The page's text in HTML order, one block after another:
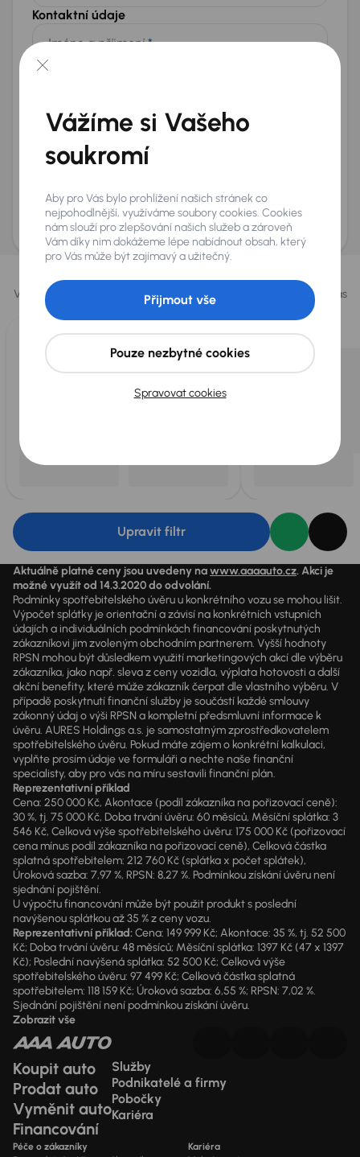
Kontaktní údaje
Jméno a příjmení*
+420
E-mail*
Přeji si dostávat informace o atraktivních slevových
nabídkách
AURES Holdings a.s., se sídlem Dopraváků 874/15, Čimice, 184 00 Praha 8 bude
uchovávat a zpracovávat vaše osobní údaje v souladu se zásadami ochrany a
zpracováníosobních údajů.
Vybrali jsme pro vás
Vybíráme pro vás ty nejlepší vozy
z naší nabídky. Každý den pro vás
vykoupíme až 400 vozů
Upravit filtr
Aktuálně platné ceny jsou uvedeny nawww.aaaauto.cz. Akci je
možné využít od 14.3.2020 do odvolání.
Podmínky spotřebitelského úvěru u konkrétního vozu se mohou lišit.
Výpočet splátky je orientační a závisí na konkrétních vstupních
údajích a individuálních podmínkách financování poskytnutých
zákazníkovi jim zvoleným obchodním partnerem. Vyšší hodnoty
RPSN mohou být důsledkem využití marketingových akcí dle výběru
zákazníka, jako např. sleva z ceny vozidla, výplata hotovosti a další
akční benefity, které může zákazník čerpat dle vlastního výběru. V
případě poskytnutí finanční služby je součástí každé smlouvy
zákonný údaj o výši RPSN a kompletní předsmluvní informace k
úvěru. AURES Holdings a.s. je samostatným zprostředkovatelem
spotřebitelského úvěru. Pokud máte zájem o konkrétní kalkulaci,
vyplňte prosím údaje ve formuláři a nechte naše finanční
specialisty, aby pro vás na míru sestavili finanční plán.
Reprezentativní příklad
Cena: 250 000 Kč, Akontace (podíl zákazníka na pořizovací ceně):
30 %, tj. 75 000 Kč, Doba trvání úvěru: 60 měsíců, Měsíční splátka: 3
546 Kč, Celková výše spotřebitelského úvěru: 175 000 Kč (pořizovací
cena mínus podíl zákazníka na pořizovací ceně), Celková částka
splatná spotřebitelem: 212 760 Kč (splátka x počet splátek),
Úroková sazba: 7,97 %, RPSN: 8,27 %. Podmínkou získání úvěru není
sjednání pojištění.
U výpočtu financování může být použit produkt s poslední
navýšenou splátkou až 35 % z ceny vozu.
Reprezentativní příklad:Cena: 149 999 Kč; Akontace: 35 %, tj. 52 500
Kč; Doba trvání úvěru: 48 měsíců; Měsíční splátka: 1397 Kč (47 x 1397
Kč); Poslední navýšená splátka: 52 500 Kč; Celková výše
spotřebitelského úvěru: 97 499 Kč; Celková částka splatná
spotřebitelem: 118 159 Kč; Úroková sazba: 6,55 %; RPSN: 7,02 %.
Sjednání pojištění není podmínkou získání úvěru.
Zobrazit vše
Koupit auto
Prodat auto
Vyměnit auto
Financování
Služby
Podnikatelé a firmy
Pobočky
Kariéra
Péče o zákazníky Kariéra
Vážíme si Vašeho
soukromí
Aby pro Vás bylo prohlížení našich stránek co
nejpohodlnější, využíváme soubory cookies. Cookies
nám slouží pro zlepšování našich služeb a zároveň
Vám díky nim dokážeme lépe nabídnout obsah, který
pro Vás může být zajímavý a užitečný.
Spravovat cookies
Pouze nezbytné cookies
Přijmout vše